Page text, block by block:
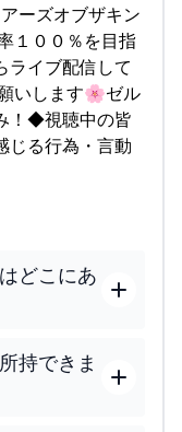
ーズオブザキン
１００％を目指
ライブ配信して
いします🌸ゼル
！◆視聴中の皆
る行為・言動
どこにあ
持できま